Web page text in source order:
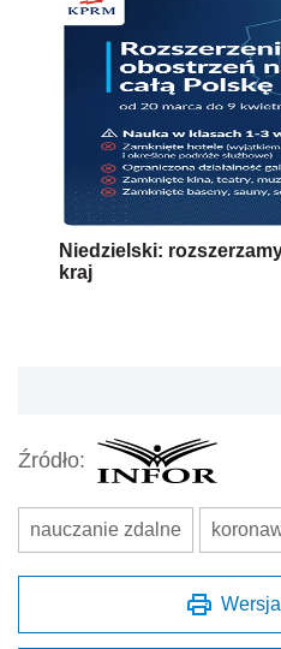
Niedzielski:
kraj
Źródło:
nauczanie zdalne